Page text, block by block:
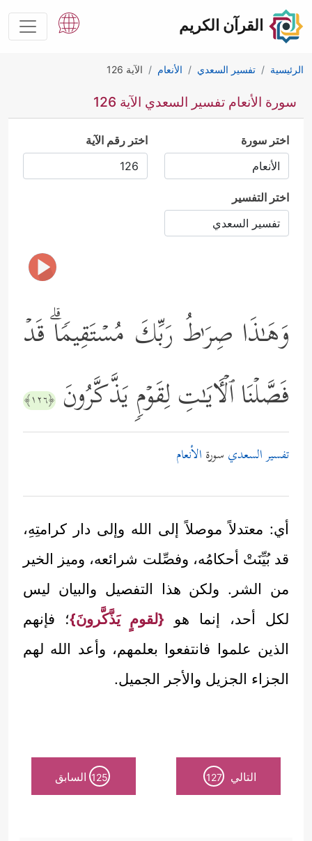
القرآن الكريم
الرئيسية تفسير السعدي الأنعام الآية 126
سورة الأنعام تفسير السعدي الآية 126
اختر سورة اختر رقم الآية
اختر التفسير
وَهَـٰذَا صِرَ ٰ⁠طُ رَبِّكَ مُسۡتَقِیمࣰاۗ قَدۡ
فَصَّلۡنَا ٱلۡـَٔایَـٰتِ لِقَوۡمࣲ یَذَّكَّرُونَ ﴿١٢٦﴾
تفسير السعدي سورة الأنعام
أي: معتدلاً موصلاً إلى الله وإلى دار كرامتِهِ،
قد بُيِّنَتْ أحكامُه، وفصِّلت شرائعه، وميز الخير
من الشر. ولكن هذا التفصيل والبيان ليس
لكل أحد، إنما هو {لقومٍ يَذَّكَّرونَ}؛ فإنهم
الذين علموا فانتفعوا بعلمهم، وأعد الله لهم
الجزاء الجزيل والأجر الجميل.
التالي 127
125 السابق